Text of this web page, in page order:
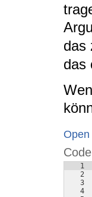
das
das
1
2
3
4